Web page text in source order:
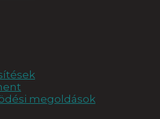
megoldások